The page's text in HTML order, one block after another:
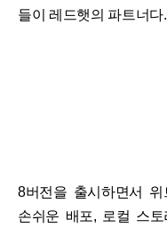
들이 레드햇의 파트너다.
8버전을 출시하면서
손쉬운 배포, 로컬 스